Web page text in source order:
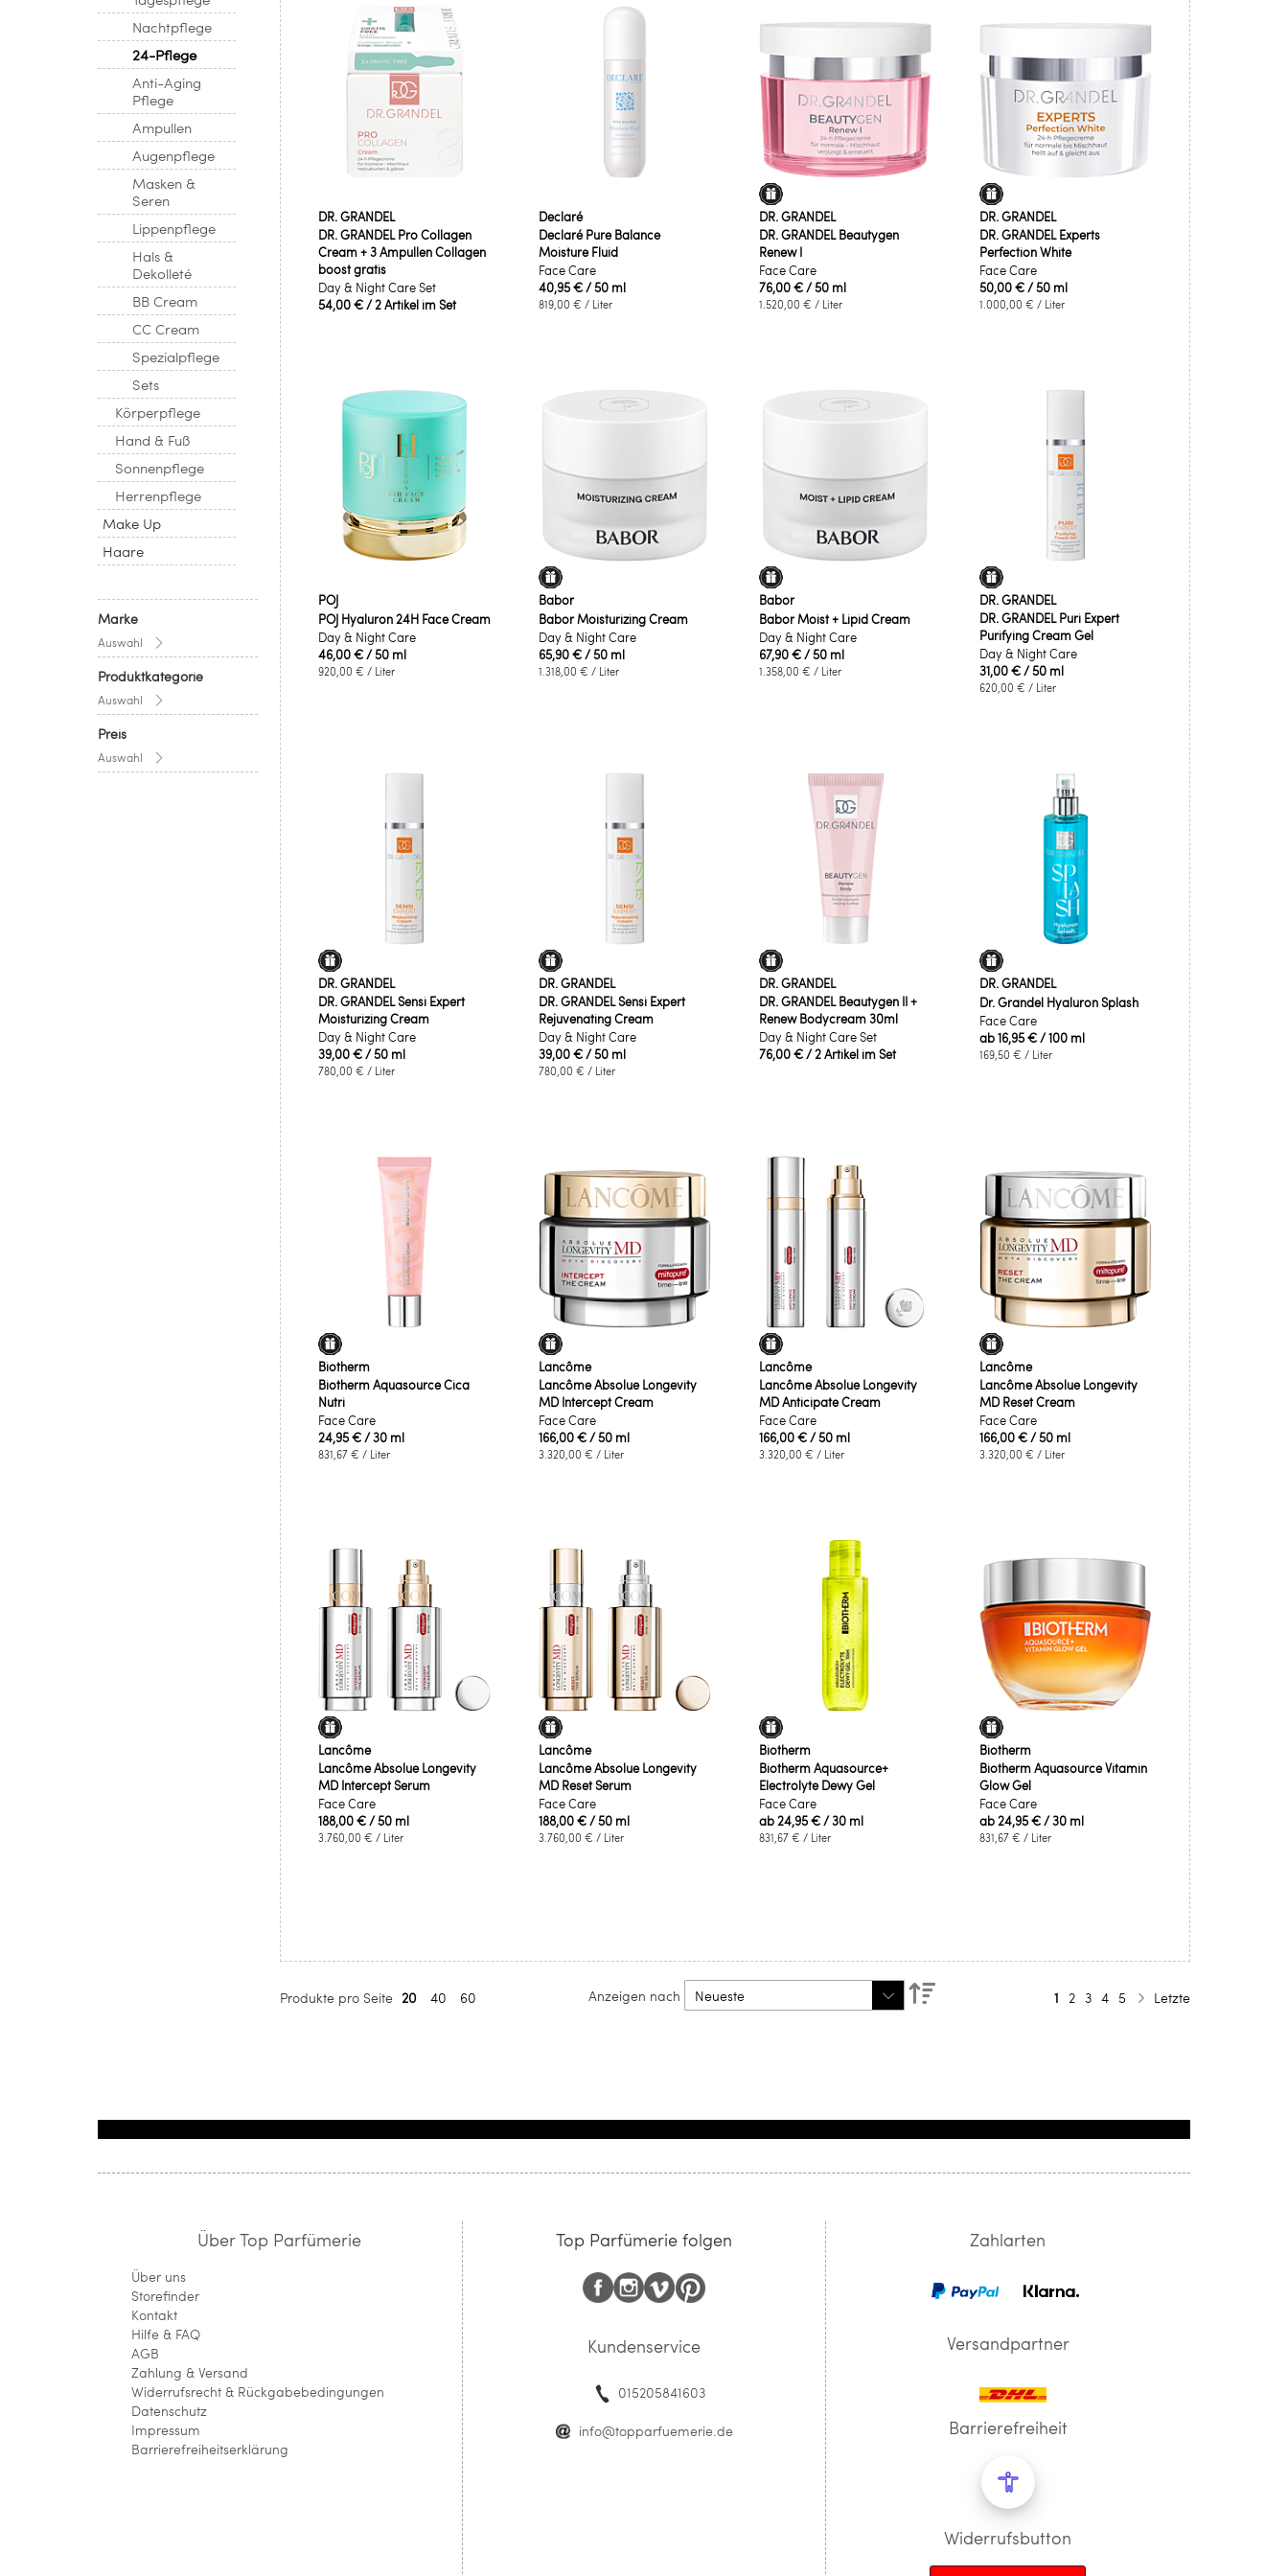
DR. GRANDEL
DR. GRANDEL Pro Collagen
Cream + 3 Ampullen Collagen
boost gratis
Day & Night Care Set
54,00 €/ 2 Artikel im Set
Declaré
Declaré Pure Balance
Moisture Fluid
Face Care
40,95 €/ 50 ml
819,00 € / Liter
DR. GRANDEL
DR. GRANDEL Beautygen
Renew I
Face Care
76,00 €/ 50 ml
1.520,00 € / Liter
DR. GRANDEL
DR. GRANDEL Experts
Perfection White
Face Care
50,00 €/ 50 ml
1.000,00 € / Liter
POJ
POJ Hyaluron 24H Face Cream
Day & Night Care
46,00 €/ 50 ml
920,00 € / Liter
Babor
Babor Moisturizing Cream
Day & Night Care
65,90 €/ 50 ml
1.318,00 € / Liter
Babor
Babor Moist + Lipid Cream
Day & Night Care
67,90 €/ 50 ml
1.358,00 € / Liter
DR. GRANDEL
DR. GRANDEL Puri Expert
Purifying Cream Gel
Day & Night Care
31,00 €/ 50 ml
620,00 € / Liter
DR. GRANDEL
DR. GRANDEL Sensi Expert
Moisturizing Cream
Day & Night Care
39,00 €/ 50 ml
780,00 € / Liter
DR. GRANDEL
DR. GRANDEL Sensi Expert
Rejuvenating Cream
Day & Night Care
39,00 €/ 50 ml
780,00 € / Liter
DR. GRANDEL
DR. GRANDEL Beautygen II +
Renew Bodycream 30ml
Day & Night Care Set
76,00 €/ 2 Artikel im Set
DR. GRANDEL
Dr. Grandel Hyaluron Splash
Face Care
ab16,95 €/ 100 ml
169,50 € / Liter
Biotherm
Biotherm Aquasource Cica
Nutri
Face Care
24,95 €/ 30 ml
831,67 € / Liter
Lancôme
Lancôme Absolue Longevity
MD Intercept Cream
Face Care
166,00 €/ 50 ml
3.320,00 € / Liter
Lancôme
Lancôme Absolue Longevity
MD Anticipate Cream
Face Care
166,00 €/ 50 ml
3.320,00 € / Liter
Lancôme
Lancôme Absolue Longevity
MD Reset Cream
Face Care
166,00 €/ 50 ml
3.320,00 € / Liter
Lancôme
Lancôme Absolue Longevity
MD Intercept Serum
Face Care
188,00 €/ 50 ml
3.760,00 € / Liter
Lancôme
Lancôme Absolue Longevity
MD Reset Serum
Face Care
188,00 €/ 50 ml
3.760,00 € / Liter
Biotherm
Biotherm Aquasource+
Electrolyte Dewy Gel
Face Care
ab24,95 €/ 30 ml
831,67 € / Liter
Biotherm
Biotherm Aquasource Vitamin
Glow Gel
Face Care
ab24,95 €/ 30 ml
831,67 € / Liter
Produkte pro Seite 20 40 60 Anzeigen nach
Absteigend
Seite
Sie lesen gerade die Seite
1 Seite
2 Seite
3 Seite
4 Seite
5 Seite
Weiter
Letzte
Nachtpflege
24-Pflege
Anti-Aging
Pflege
Ampullen
Augenpflege
Masken &
Seren
Lippenpflege
Hals &
Dekolleté
BB Cream
CC Cream
Spezialpflege
Sets
Körperpflege
Hand & Fuß
Sonnenpflege
Herrenpflege
Make Up
Haare
Marke
Auswahl
Produktkategorie
Auswahl
Preis
Auswahl
Über Top Parfümerie
Über uns
Storefinder
Kontakt
Hilfe & FAQ
AGB
Zahlung & Versand
Widerrufsrecht & Rückgabebedingungen
Datenschutz
Impressum
Barrierefreiheitserklärung
Top Parfümerie folgen
Kundenservice
015205841603
info@topparfuemerie.de
Zahlarten
Versandpartner
Barrierefreiheit
Widerrufsbutton